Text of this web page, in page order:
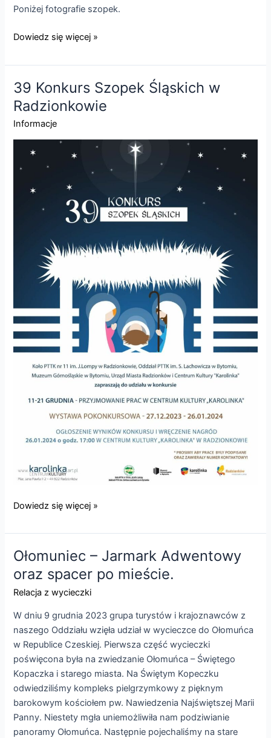
Poniżej fotografie szopek.
XXXIX
Szopek
Śląskich
za
nami!
Dowiedz się więcej »
39 Konkurs Szopek Śląskich w
Radzionkowie
Informacje
39
Szopek
Śląskich
w
Radzionkowie
Dowiedz się więcej »
Ołomuniec – Jarmark Adwentowy
oraz spacer po mieście.
Relacja z wycieczki
W dniu 9 grudnia 2023 grupa turystów i krajoznawców z
naszego Oddziału wzięła udział w wycieczce do Ołomuńca
w Republice Czeskiej. Pierwsza część wycieczki
poświęcona była na zwiedzanie Ołomuńca – Świętego
Kopaczka i starego miasta. Na Świętym Kopeczku
odwiedziliśmy kompleks pielgrzymkowy z pięknym
barokowym kościołem pw. Nawiedzenia Najświętszej Marii
Panny. Niestety mgła uniemożliwiła nam podziwianie
panoramy Ołomuńca. Następnie pojechaliśmy na stare